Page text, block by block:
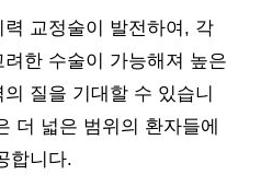
교정술이 발전하여, 각
한 수술이 가능해져 높은
질을 기대할 수 있습니
더 넓은 범위의 환자들에
합니다.